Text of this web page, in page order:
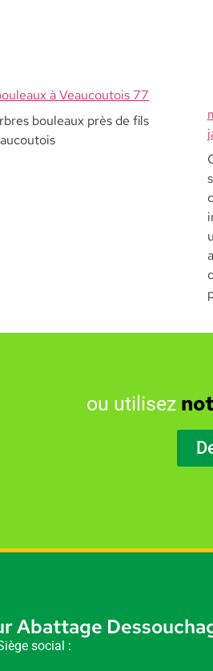
à Veaucoutois 77
bouleaux près de fils
ou utilisez
Abattage
social :